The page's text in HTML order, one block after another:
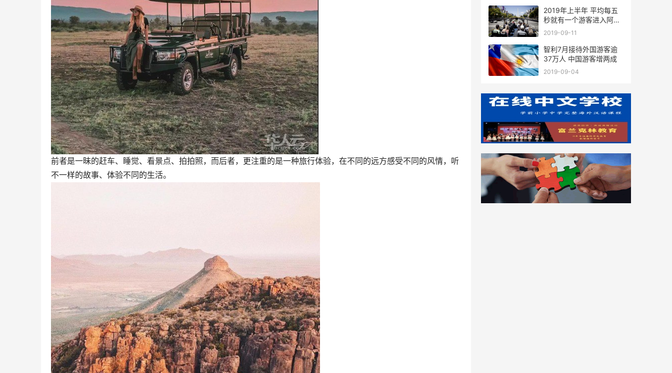
前者是一昧的赶车、睡觉、看景点、拍拍照，而后者，更注重的是一种旅行体验，在不同的远方感受不同的风情，听
不一样的故事、体验不同的生活。
2019年上半年 平均每五
秒就有一个游客进入阿根
廷
2019-09-11
智利7月接待外国游客逾
37万人 中国游客增两成
2019-09-04